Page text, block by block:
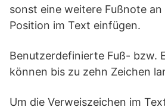
sonst eine weitere Fußnote
Position im Text einfügen.
Benutzerdefinierte Fuß- bzw.
können bis zu zehn Zeichen
Um die Verweiszeichen im